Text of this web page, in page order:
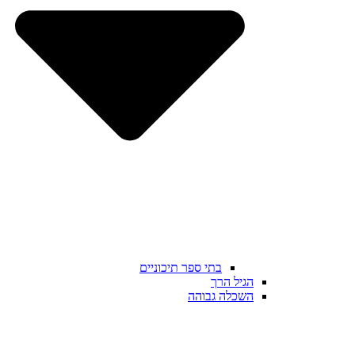
בתי ספר תיכוניים
הגיל הרך
השכלה גבוהה